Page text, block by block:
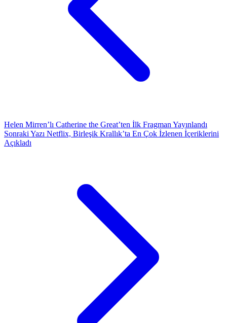
Helen Mirren’lı Catherine the Great’ten İlk Fragman Yayınlandı
Sonraki Yazı Netflix, Birleşik Krallık’ta En Çok İzlenen İçeriklerini
Açıkladı